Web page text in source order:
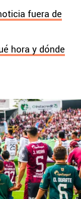
fuera de
hora y dónde